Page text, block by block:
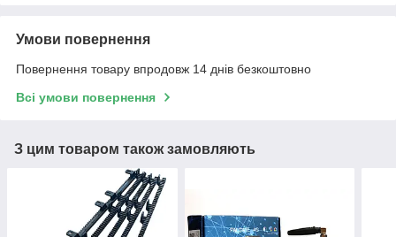
Умови повернення
Повернення товару впродовж 14 днів безкоштовно
Всі умови повернення
З цим товаром також замовляють